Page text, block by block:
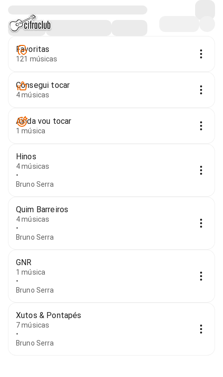
Favoritas
121 músicas
Consegui tocar
4 músicas
Ainda vou tocar
1 música
Hinos
4 músicas
•
Bruno Serra
Quim Barreiros
4 músicas
•
Bruno Serra
GNR
1 música
•
Bruno Serra
Xutos & Pontapés
7 músicas
•
Bruno Serra